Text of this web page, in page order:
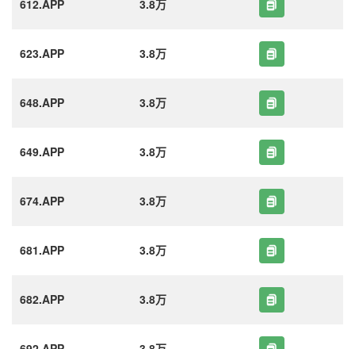
612.APP 3.8万
623.APP 3.8万
648.APP 3.8万
649.APP 3.8万
674.APP 3.8万
681.APP 3.8万
682.APP 3.8万